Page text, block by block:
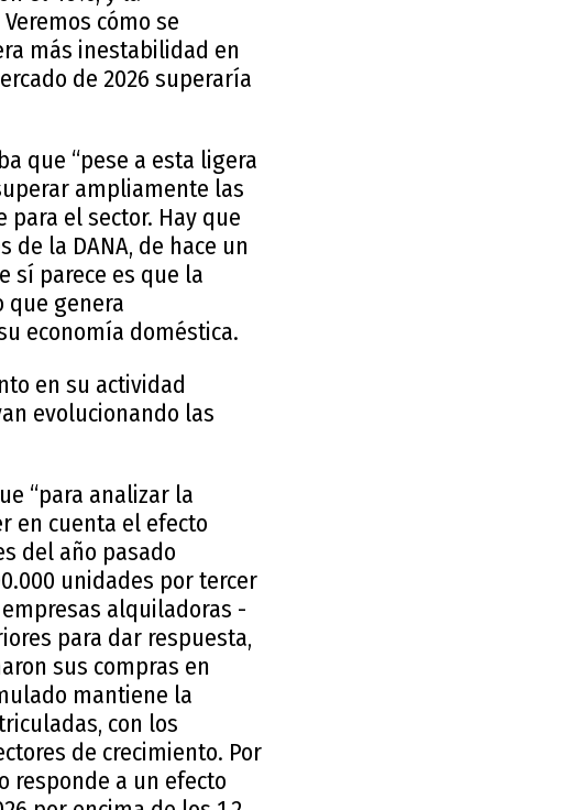
cómo se
más inestabilidad en
de 2026 superaría
que “pese a esta ligera
ampliamente las
el sector. Hay que
la DANA, de hace un
sí parece es que la
que genera
economía doméstica.
en su actividad
evolucionando las
“para analizar la
en cuenta el efecto
del año pasado
unidades por tercer
alquiladoras -
para dar respuesta,
sus compras en
mantiene la
con los
de crecimiento. Por
responde a un efecto